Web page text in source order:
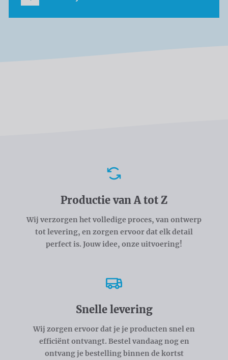
Productie van A tot Z
Wij verzorgen het volledige proces, van ontwerp
tot levering, en zorgen ervoor dat elk detail
perfect is. Jouw idee, onze uitvoering!
Snelle levering
Wij zorgen ervoor dat je je producten snel en
efficiënt ontvangt. Bestel vandaag nog en
ontvang je bestelling binnen de kortst